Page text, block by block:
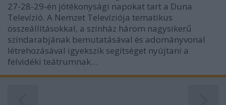
27-28-29-én jótékonysági napokat tart a Duna
Televízió. A Nemzet Televíziója tematikus
összeállításokkal, a színház három nagysikerű
színdarabjának bemutatásával és adományvonal
létrehozásával igyekszik segítséget nyújtani a
felvidéki teátrumnak…